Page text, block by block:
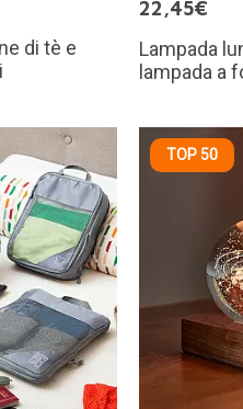
di tè e
22,45€
Lampada
lampada a
TOP 50